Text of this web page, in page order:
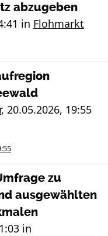
abzugeben
in Flohmarkt
, 20.05.2026, 19:55
zu
ausgewählten
in